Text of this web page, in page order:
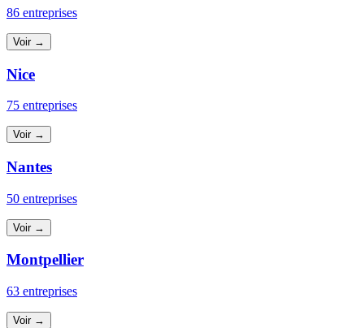
86 entreprises
Voir →
Nice
75 entreprises
Voir →
Nantes
50 entreprises
Voir →
Montpellier
63 entreprises
Voir →